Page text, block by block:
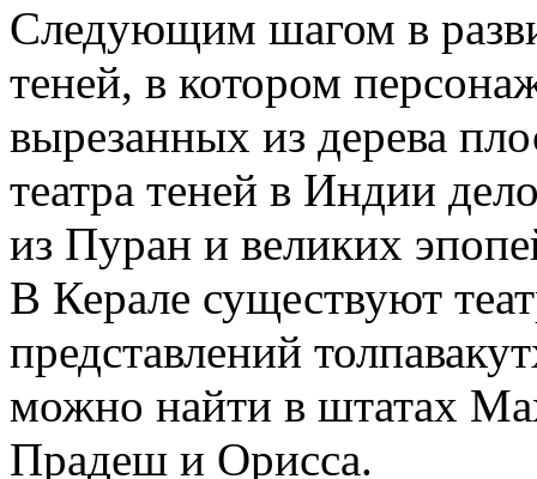
Следующим шагом в
теней, в котором
вырезанных из дерева
театра теней в Индии
из Пуран и великих
В Керале существуют
представлений
можно найти в штатах
Прадеш и Орисса.